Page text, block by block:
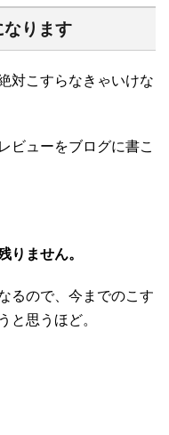
なります
対こすらなきゃいけな
ビューをブログに書こ
りません。
るので、今までのこす
と思うほど。